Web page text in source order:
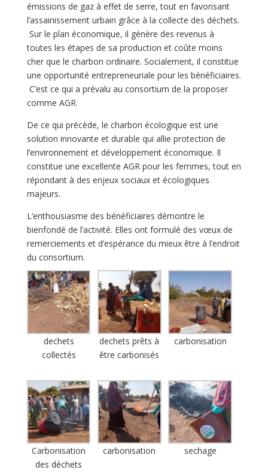
émissions de gaz à effet de serre, tout en favorisant
l’assainissement urbain grâce à la collecte des déchets.
Sur le plan économique, il génère des revenus à
toutes les étapes de sa production et coûte moins
cher que le charbon ordinaire. Socialement, il constitue
une opportunité entrepreneuriale pour les bénéficiaires.
C’est ce qui a prévalu au consortium de la proposer
comme AGR.
De ce qui précède, le charbon écologique est une
solution innovante et durable qui allie protection de
l’environnement et développement économique. Il
constitue une excellente AGR pour les femmes, tout en
répondant à des enjeux sociaux et écologiques
majeurs.
L’enthousiasme des bénéficiaires démontre le
bienfondé de l’activité. Elles ont formulé des vœux de
remerciements et d’espérance du mieux être à l’endroit
du consortium.
dechets
collectés
dechets prêts à
être carbonisés
carbonisation
Carbonisation
des déchets
carbonisation sechage